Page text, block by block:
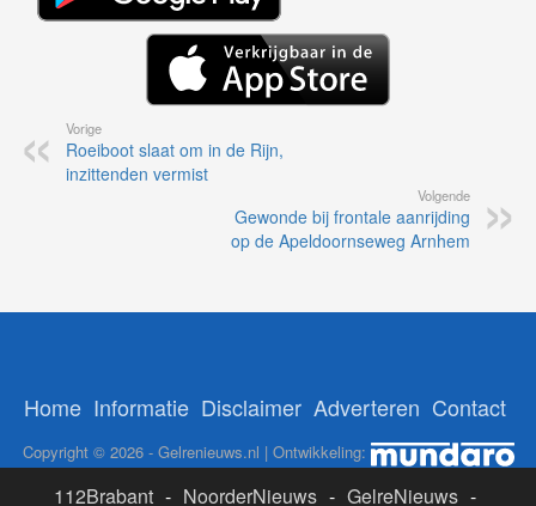
Vorige
Roeiboot slaat om in de Rijn,
inzittenden vermist
Volgende
Gewonde bij frontale aanrijding
op de Apeldoornseweg Arnhem
Home Informatie Disclaimer Adverteren Contact
Copyright © 2026 - Gelrenieuws.nl | Ontwikkeling:
112Brabant - NoorderNieuws - GelreNieuws -